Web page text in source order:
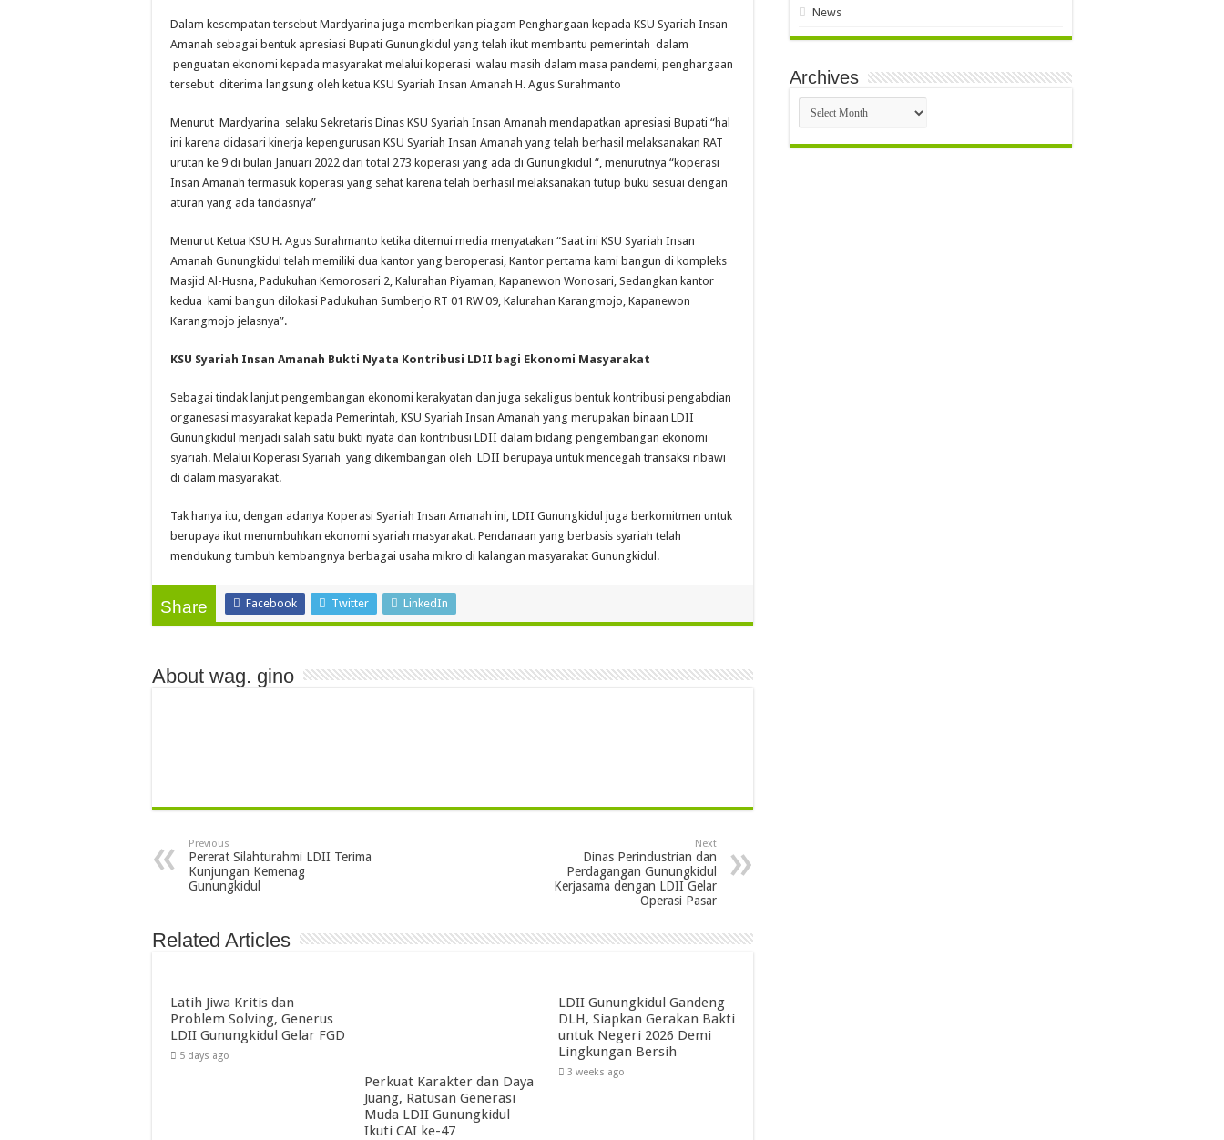
Dalam kesempatan tersebut Mardyarina juga memberikan piagam Penghargaan kepada KSU Syariah Insan
Amanah sebagai bentuk apresiasi Bupati Gunungkidul yang telah ikut membantu pemerintah dalam
penguatan ekonomi kepada masyarakat melalui koperasi walau masih dalam masa pandemi, penghargaan
tersebut diterima langsung oleh ketua KSU Syariah Insan Amanah H. Agus Surahmanto
Menurut Mardyarina selaku Sekretaris Dinas KSU Syariah Insan Amanah mendapatkan apresiasi Bupati “hal
ini karena didasari kinerja kepengurusan KSU Syariah Insan Amanah yang telah berhasil melaksanakan RAT
urutan ke 9 di bulan Januari 2022 dari total 273 koperasi yang ada di Gunungkidul “, menurutnya “koperasi
Insan Amanah termasuk koperasi yang sehat karena telah berhasil melaksanakan tutup buku sesuai dengan
aturan yang ada tandasnya”
Menurut Ketua KSU H. Agus Surahmanto ketika ditemui media menyatakan “Saat ini KSU Syariah Insan
Amanah Gunungkidul telah memiliki dua kantor yang beroperasi, Kantor pertama kami bangun di kompleks
Masjid Al-Husna, Padukuhan Kemorosari 2, Kalurahan Piyaman, Kapanewon Wonosari, Sedangkan kantor
kedua kami bangun dilokasi Padukuhan Sumberjo RT 01 RW 09, Kalurahan Karangmojo, Kapanewon
Karangmojo jelasnya”.
KSU Syariah Insan Amanah Bukti Nyata Kontribusi LDII bagi Ekonomi Masyarakat
Sebagai tindak lanjut pengembangan ekonomi kerakyatan dan juga sekaligus bentuk kontribusi pengabdian
organesasi masyarakat kepada Pemerintah, KSU Syariah Insan Amanah yang merupakan binaan LDII
Gunungkidul menjadi salah satu bukti nyata dan kontribusi LDII dalam bidang pengembangan ekonomi
syariah. Melalui Koperasi Syariah yang dikembangan oleh LDII berupaya untuk mencegah transaksi ribawi
di dalam masyarakat.
Tak hanya itu, dengan adanya Koperasi Syariah Insan Amanah ini, LDII Gunungkidul juga berkomitmen untuk
berupaya ikut menumbuhkan ekonomi syariah masyarakat. Pendanaan yang berbasis syariah telah
mendukung tumbuh kembangnya berbagai usaha mikro di kalangan masyarakat Gunungkidul.
Share Facebook Twitter LinkedIn
About wag. gino
Previous
Pererat Silahturahmi LDII Terima
Kunjungan Kemenag
Gunungkidul
Next
Dinas Perindustrian dan
Perdagangan Gunungkidul
Kerjasama dengan LDII Gelar
Operasi Pasar
Related Articles
Latih Jiwa Kritis dan
Problem Solving, Generus
LDII Gunungkidul Gelar FGD
5 days ago
Perkuat Karakter dan Daya
Juang, Ratusan Generasi
Muda LDII Gunungkidul
Ikuti CAI ke-47
LDII Gunungkidul Gandeng
DLH, Siapkan Gerakan Bakti
untuk Negeri 2026 Demi
Lingkungan Bersih
3 weeks ago
News
Archives
Archives